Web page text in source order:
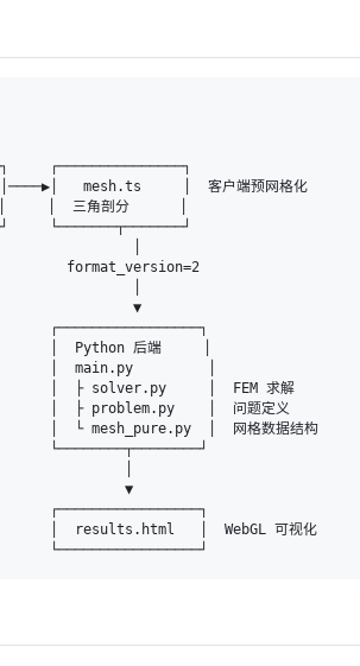
┌───────────────┐
mesh.ts     │  客户端预网格化
│  三角剖分      │
└───────┬───────┘
format_version=2
▼
┌─────────────────┐
│  Python 后端     │
│  main.py         │
│  ├ solver.py     │  FEM 求解
│  ├ problem.py    │  问题定义
│  └ mesh_pure.py  │  网格数据结构
└────────┬────────┘
▼
┌─────────────────┐
│  results.html   │  WebGL 可视化